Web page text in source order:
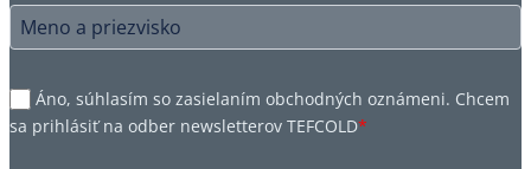
Áno, súhlasím so zasielaním obchodných oznámeni. Chcem
sa prihlásiť na odber newsletterov TEFCOLD*